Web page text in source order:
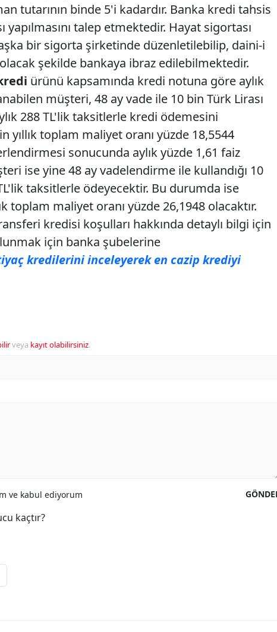
tutarının binde 5'i kadardır. Banka kredi tahsis
talep etmektedir. Hayat sigortası
bir sigorta şirketinde düzenletilebilip, daini-i
şekilde bankaya ibraz edilebilmektedir.
ürünü kapsamında kredi notuna göre aylık
müşteri, 48 ay vade ile 10 bin Türk Lirası
288 TL'lik taksitlerle kredi ödemesini
yıllık toplam maliyet oranı yüzde 18,5544
sonucunda aylık yüzde 1,61 faiz
ise yine 48 ay vadelendirme ile kullandığı 10
taksitlerle ödeyecektir. Bu durumda ise
toplam maliyet oranı yüzde 26,1948 olacaktır.
kredisi koşulları hakkında detaylı bilgi için
için banka şubelerine
kredilerini inceleyerek en cazip krediyi
veya kayıt olabilirsiniz.
ve kabul ediyorum
kaçtır?